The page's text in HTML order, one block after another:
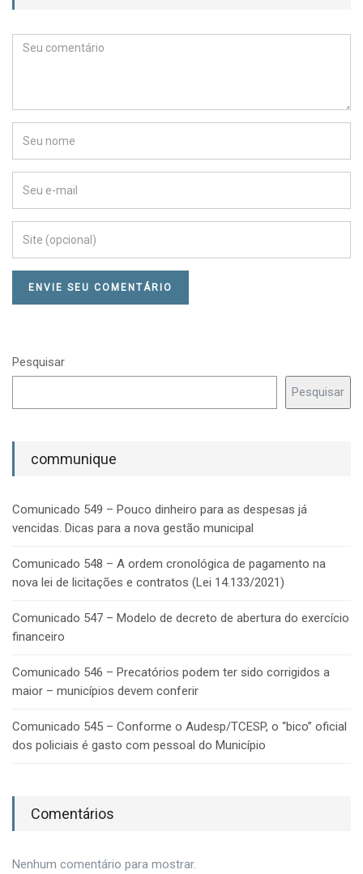
Pesquisar
Pesquisar
communique
Comunicado 549 – Pouco dinheiro para as despesas já
vencidas. Dicas para a nova gestão municipal
Comunicado 548 – A ordem cronológica de pagamento na
nova lei de licitações e contratos (Lei 14.133/2021)
Comunicado 547 – Modelo de decreto de abertura do exercício
financeiro
Comunicado 546 – Precatórios podem ter sido corrigidos a
maior – municípios devem conferir
Comunicado 545 – Conforme o Audesp/TCESP, o “bico” oficial
dos policiais é gasto com pessoal do Município
Comentários
Nenhum comentário para mostrar.